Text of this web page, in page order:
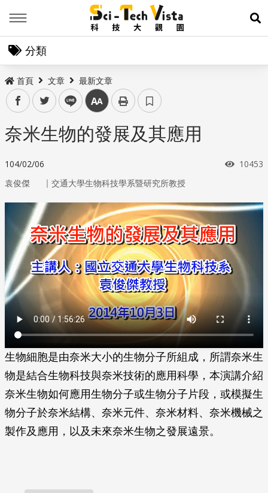
展
分類
首頁 文章 最新文章
facebooktwitter line 中
奈米生物的發展及其應用
104/02/06 瀏覽次
10453
袁俊傑 ｜ 交通大學生物科技學系暨研究所教授
生物細胞是由奈米大小的生物分子所組成，所謂奈米生
物是結合生物科技與奈米技術的應用科學，本演講介紹
奈米生物如何應用生物分子或生物分子片段，或模擬生
物分子於奈米結構、奈米元件、奈米材料、奈米機械之
製作及應用，以及未來奈米生物之發展遠景。